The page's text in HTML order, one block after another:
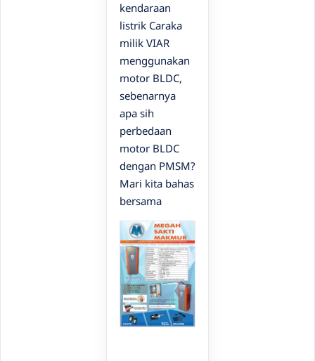
kendaraan
listrik Caraka
milik VIAR
menggunakan
motor BLDC,
sebenarnya
apa sih
perbedaan
motor BLDC
dengan PMSM?
Mari kita bahas
bersama